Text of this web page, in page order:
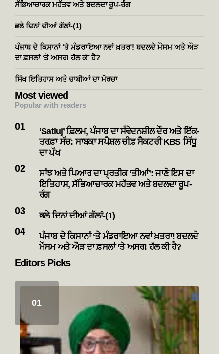
ਸੱਭਿਆਚਾਰਕ ਮਹੱਤਵ ਅਤੇ ਬਦਲਦਾ ਰੂਪ-ਰੰਗ
ਭਲੇ ਦਿਨਾਂ ਦੀਆਂ ਗੱਲਾਂ-(1)
ਪੰਜਾਬ ਦੇ ਕਿਸਾਨਾਂ ‘ਤੇ ਮੰਡਰਾਇਆ ਨਵਾਂ ਖ਼ਤਰਾ! ਬਦਲਦੇ ਮੌਸਮ ਅਤੇ ਔੜ
ਦਾ ਫ਼ਸਲਾਂ ‘ਤੇ ਅਸਰ! ਹੱਲ ਕੀ ਹੈ?
ਸਿੱਖ ਇਤਿਹਾਸ ਅਤੇ ਚਾਬੀਆਂ ਦਾ ਮੋਰਚਾ
Most viewed
Popular with readers
‘Satluj’ ਫ਼ਿਲਮ, ਪੰਜਾਬ ਦਾ ਸੰਵੇਦਨਸ਼ੀਲ ਦੌਰ ਅਤੇ ਇੱਕ-
ਤਰਫ਼ਾ ਸੱਚ: ਸਾਬਕਾ ਸਪੈਸ਼ਲ ਚੀਫ਼ ਸੈਕਟਰੀ KBS ਸਿੱਧੂ
ਦਾ ਪੱਖ
ਸਾਂਝ ਅਤੇ ਪਿਆਰ ਦਾ ਪ੍ਰਤੀਕ ‘ਤੀਆਂ’: ਜਾਣੋ ਇਸ ਦਾ
ਇਤਿਹਾਸ, ਸੱਭਿਆਚਾਰਕ ਮਹੱਤਵ ਅਤੇ ਬਦਲਦਾ ਰੂਪ-
ਰੰਗ
ਭਲੇ ਦਿਨਾਂ ਦੀਆਂ ਗੱਲਾਂ-(1)
ਪੰਜਾਬ ਦੇ ਕਿਸਾਨਾਂ ‘ਤੇ ਮੰਡਰਾਇਆ ਨਵਾਂ ਖ਼ਤਰਾ! ਬਦਲਦੇ
ਮੌਸਮ ਅਤੇ ਔੜ ਦਾ ਫ਼ਸਲਾਂ ‘ਤੇ ਅਸਰ! ਹੱਲ ਕੀ ਹੈ?
Editors Picks